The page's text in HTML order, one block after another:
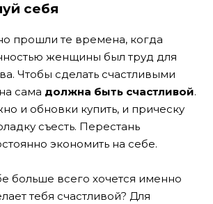
себя
прошли те времена, когда
женщины был труд для
Чтобы сделать счастливыми
сама должна быть счастливой.
и обновки купить, и прическу
съесть. Перестань
экономить на себе.
больше всего хочется именно
тебя счастливой? Для